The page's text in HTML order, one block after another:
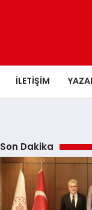
İLETIŞIM
Son Dakika